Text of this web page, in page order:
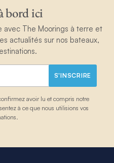
bord ici
The Moorings à terre et
actualités sur nos bateaux,
S'INSCRIRE
avoir lu et compris notre
à ce que nous utilisions vos